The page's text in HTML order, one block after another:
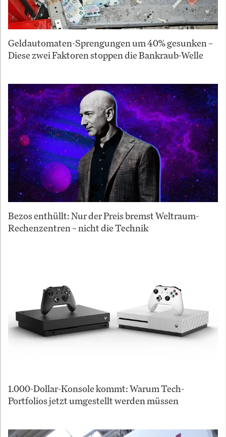
Geldautomaten-Sprengungen um 40% gesunken –
Diese zwei Faktoren stoppen die Bankraub-Welle
Bezos enthüllt: Nur der Preis bremst Weltraum-
Rechenzentren – nicht die Technik
1.000-Dollar-Konsole kommt: Warum Tech-
Portfolios jetzt umgestellt werden müssen